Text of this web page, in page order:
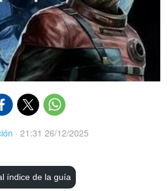
· 21:31 26/12/2025
índice de la guía